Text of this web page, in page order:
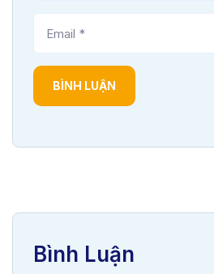
BÌNH LUẬN
Bình Luận